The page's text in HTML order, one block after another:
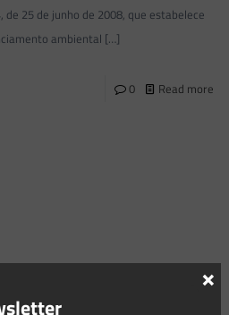
de 25 de junho de 2008, que estabelece
ambiental […]
0 Read more
×